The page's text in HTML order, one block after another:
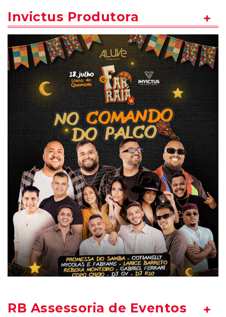
Invictus Produtora
RB Assessoria de Eventos